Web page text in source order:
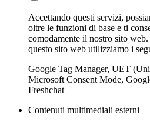
Accettando questi servizi,
oltre le funzioni di base e ti
comodamente il nostro sito
questo sito web utilizziamo i
Google Tag Manager, UET
Microsoft Consent Mode,
Freshchat
Contenuti multimediali esterni